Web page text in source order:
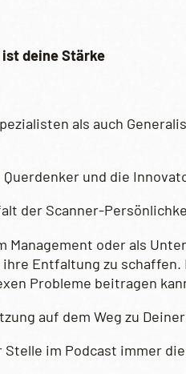
deine Stärke
als auch
und die
der Scanner-
Management oder als
Entfaltung zu
Probleme beitragen
auf dem Weg zu
im Podcast immer